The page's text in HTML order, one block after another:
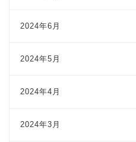
2024年6月
2024年5月
2024年4月
2024年3月